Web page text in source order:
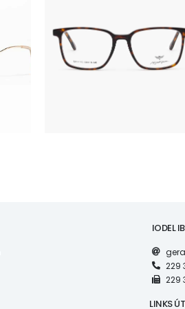
MV11143
IODEL
229
229
LINKS